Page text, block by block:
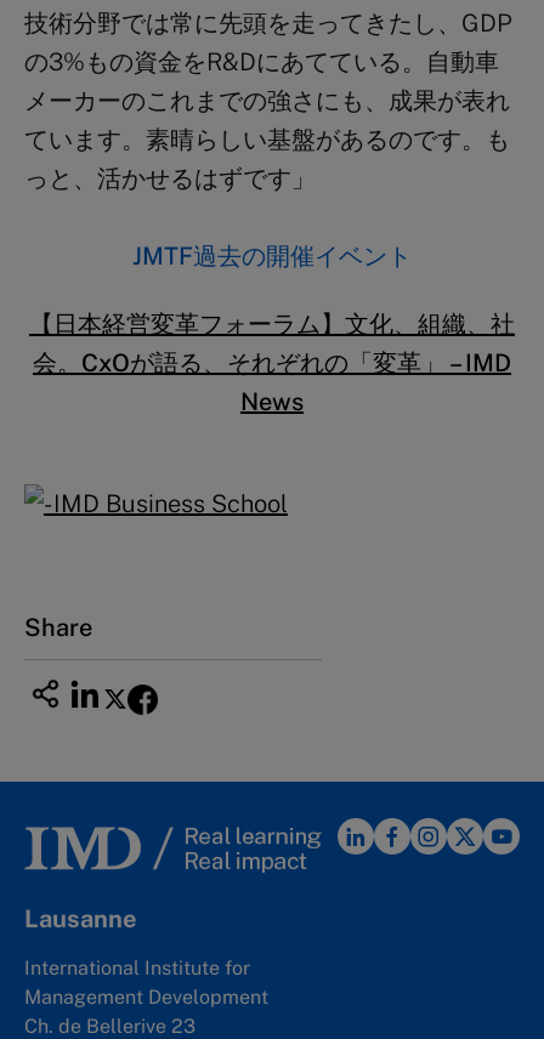
技術分野では常に先頭を走ってきたし、GDP
の3%もの資金をR&Dにあてている。自動車
メーカーのこれまでの強さにも、成果が表れ
ています。素晴らしい基盤があるのです。も
っと、活かせるはずです」
JMTF過去の開催イベント
【日本経営変革フォーラム】文化、組織、社
会。CxOが語る、それぞれの「変革」 – IMD
News
Share
Lausanne
International Institute for
Management Development
Ch. de Bellerive 23